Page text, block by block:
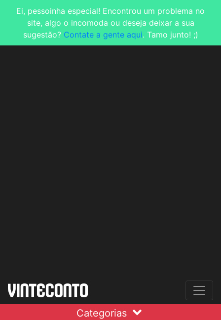
Ei, pessoinha especial! Encontrou um problema no
site, algo o incomoda ou deseja deixar a sua
sugestão? Contate a gente aqui. Tamo junto! ;)
Categorias